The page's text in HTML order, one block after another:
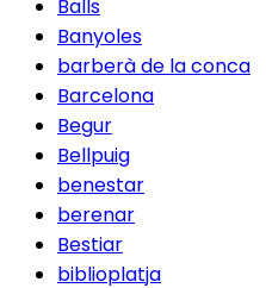
Balls
Banyoles
barberà de la conca
Barcelona
Begur
Bellpuig
benestar
berenar
Bestiar
biblioplatja